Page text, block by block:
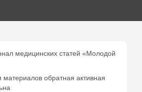
медицинских статей «Молодой
обратная активная